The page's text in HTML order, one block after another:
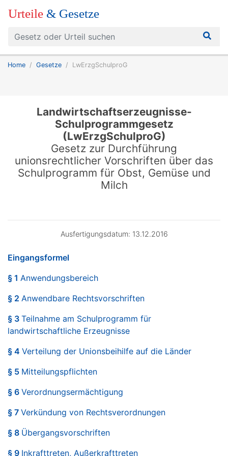
Urteile & Gesetze
Home Gesetze LwErzgSchulproG
Landwirtschaftserzeugnisse-
Schulprogrammgesetz
(LwErzgSchulproG)
Gesetz zur Durchführung
unionsrechtlicher Vorschriften über das
Schulprogramm für Obst, Gemüse und
Milch
Ausfertigungsdatum: 13.12.2016
Eingangsformel
§ 1 Anwendungsbereich
§ 2 Anwendbare Rechtsvorschriften
§ 3 Teilnahme am Schulprogramm für
landwirtschaftliche Erzeugnisse
§ 4 Verteilung der Unionsbeihilfe auf die Länder
§ 5 Mitteilungspflichten
§ 6 Verordnungsermächtigung
§ 7 Verkündung von Rechtsverordnungen
§ 8 Übergangsvorschriften
§ 9 Inkrafttreten, Außerkrafttreten